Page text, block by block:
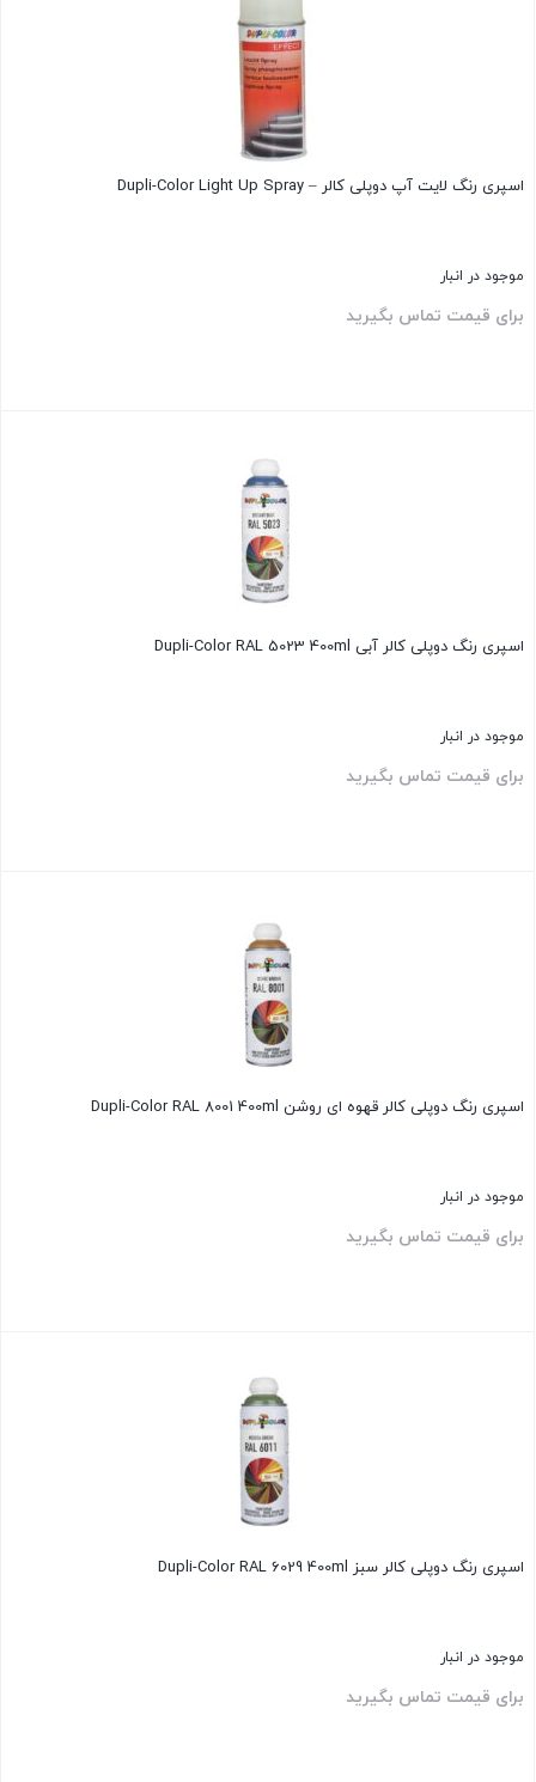
اسپری رنگ لایت آپ دوپلی کالر – Dupli-Color Light Up Spray
موجود در انبار
برای قیمت تماس بگیرید
اسپری رنگ دوپلی کالر آبی Dupli-Color RAL 5023 400ml
موجود در انبار
برای قیمت تماس بگیرید
اسپری رنگ دوپلی کالر قهوه ای روشن Dupli-Color RAL 8001 400ml
موجود در انبار
برای قیمت تماس بگیرید
اسپری رنگ دوپلی کالر سبز Dupli-Color RAL 6029 400ml
موجود در انبار
برای قیمت تماس بگیرید